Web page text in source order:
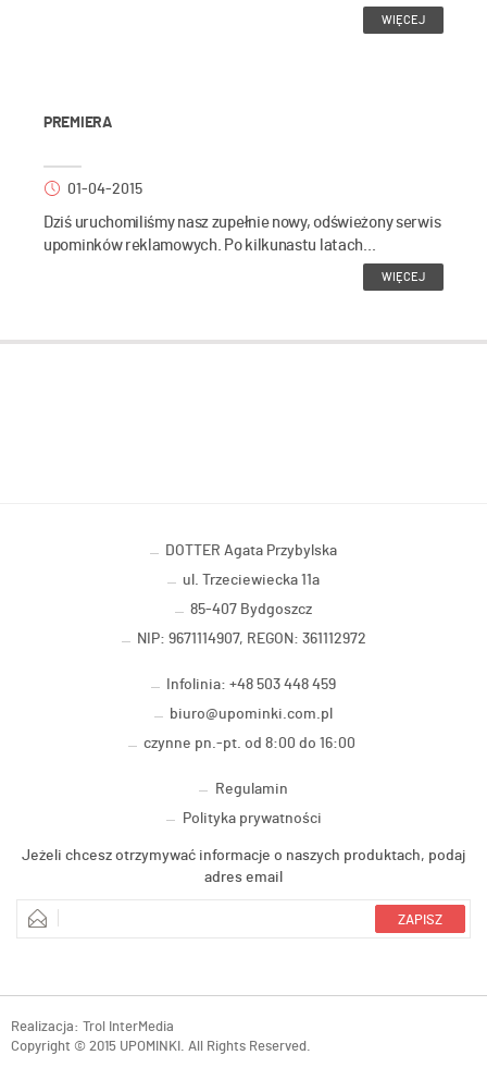
WIĘCEJ
PREMIERA
01-04-2015
Dziś uruchomiliśmy nasz zupełnie nowy, odświeżony serwis
upominków reklamowych. Po kilkunastu latach...
WIĘCEJ
DOTTER Agata Przybylska
ul. Trzeciewiecka 11a
85-407 Bydgoszcz
NIP: 9671114907, REGON: 361112972
Infolinia: +48 503 448 459
biuro@upominki.com.pl
czynne pn.-pt. od 8:00 do 16:00
Regulamin
Polityka prywatności
Jeżeli chcesz otrzymywać informacje o naszych produktach, podaj
adres email
Realizacja: Trol InterMedia
Copyright © 2015 UPOMINKI. All Rights Reserved.